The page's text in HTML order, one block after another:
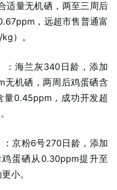
适量无机硒，两至三周后
，远超市售普通富
）。
：海兰灰340日龄，添加
机硒，两周后鸡蛋硒含
0.45ppm，成功开发超
：京粉6号270日龄，添加
蛋硒从0.30ppm提升至
小。